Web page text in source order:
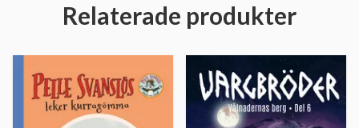
Relaterade produkter